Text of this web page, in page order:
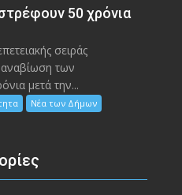
50 χρόνια
σειράς
των
μετά την...
Νέα των Δήμων